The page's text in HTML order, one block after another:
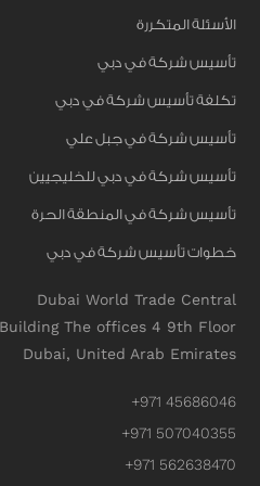
الأسئلة المتكررة
تأسيس شركة في دبي
تكلفة تأسيس شركة في دبي
تأسيس شركة في جبل علي
تأسيس شركة في دبي للخليجيين
تأسيس شركة في المنطقة الحرة
خطوات تأسيس شركة في دبي
Dubai World Trade Central
The offices 4 9th Floor
Dubai, United Arab Emirates
+971 45686046
+971 507040355
+971 562638470